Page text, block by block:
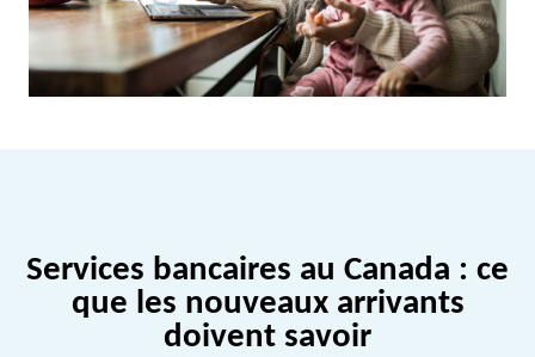
Services bancaires au Canada : ce
que les nouveaux arrivants
doivent savoir